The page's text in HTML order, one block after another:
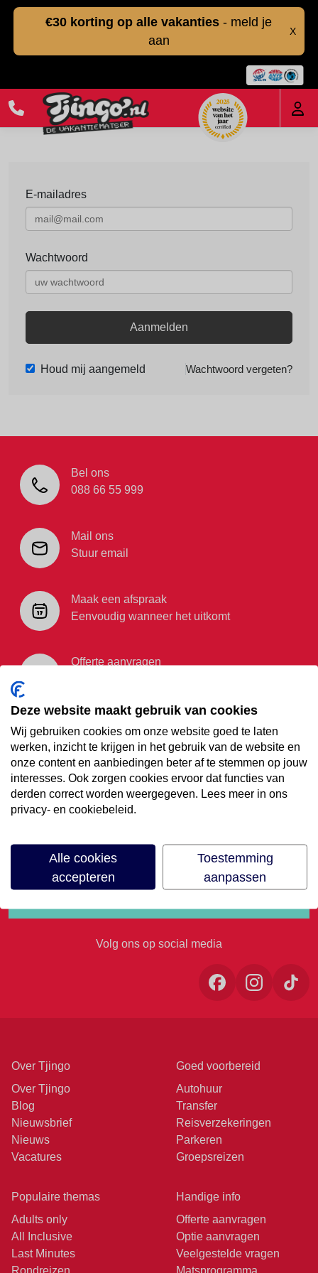
€30 korting op alle vakanties - meld je
aan
X
E-mailadres
Wachtwoord
Aanmelden
Houd mij aangemeld Wachtwoord vergeten?
Bel ons
088 66 55 999
Mail ons
Stuur email
Maak een afspraak
Eenvoudig wanneer het uitkomt
Offerte aanvragen
€35,- korting op je
volgende vakantie
Meld je aan voor onze nieuwsbrief
Volg ons op social media
Over Tjingo
Over Tjingo
Blog
Nieuwsbrief
Nieuws
Vacatures
Goed voorbereid
Autohuur
Transfer
Reisverzekeringen
Parkeren
Groepsreizen
Populaire themas
Adults only
All Inclusive
Last Minutes
Rondreizen
Handige info
Offerte aanvragen
Optie aanvragen
Veelgestelde vragen
Matsprogramma
Deze website maakt gebruik van cookies
Wij gebruiken cookies om onze website goed te laten
werken, inzicht te krijgen in het gebruik van de website en
onze content en aanbiedingen beter af te stemmen op jouw
interesses. Ook zorgen cookies ervoor dat functies van
derden correct worden weergegeven. Lees meer in ons
privacy- en cookiebeleid.
Alle cookies
accepteren
Toestemming
aanpassen